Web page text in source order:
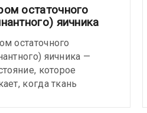
остаточного
яичника
остаточного
яичника —
которое
когда ткань